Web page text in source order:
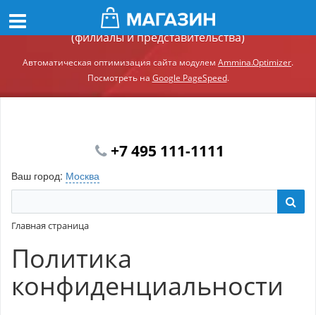
Демонстрационный сайт модуля Ammina.Регионы
(филиалы и представительства)
Автоматическая оптимизация сайта модулем Ammina.Optimizer.
Посмотреть на Google PageSpeed.
+7 495 111-1111
Ваш город: Москва
Главная страница
Политика
конфиденциальности